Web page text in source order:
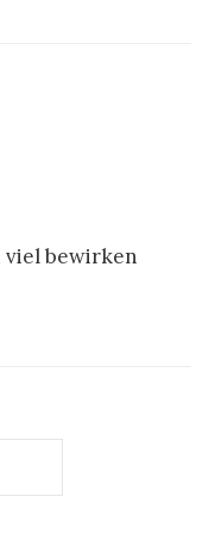
viel bewirken